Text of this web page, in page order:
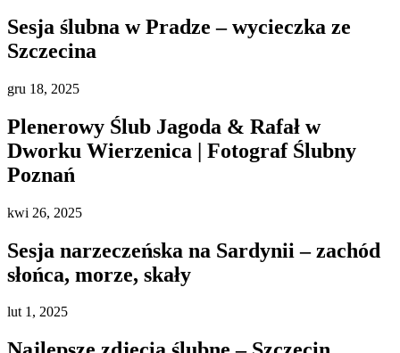
Sesja ślubna w Pradze – wycieczka ze
Szczecina
gru 18, 2025
Plenerowy Ślub Jagoda & Rafał w
Dworku Wierzenica | Fotograf Ślubny
Poznań
kwi 26, 2025
Sesja narzeczeńska na Sardynii – zachód
słońca, morze, skały
lut1, 2025